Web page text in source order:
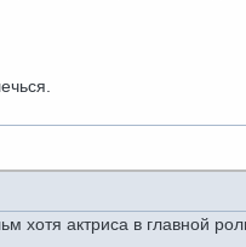
актриса в главной